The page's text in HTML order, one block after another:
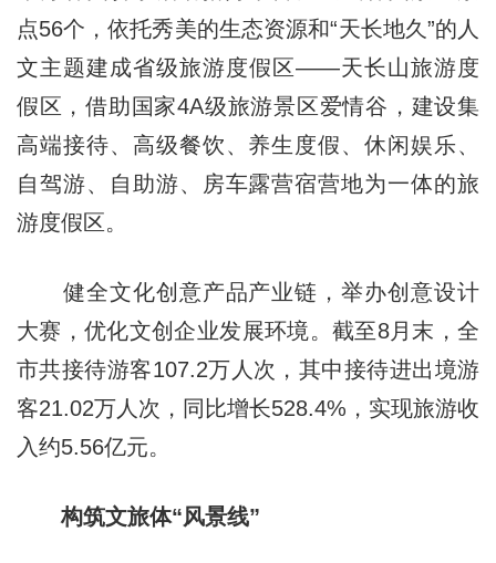
点56个，依托秀美的生态资源和“天长地久”的人
文主题建成省级旅游度假区——天长山旅游度
假区，借助国家4A级旅游景区爱情谷，建设集
高端接待、高级餐饮、养生度假、休闲娱乐、
自驾游、自助游、房车露营宿营地为一体的旅
游度假区。
健全文化创意产品产业链，举办创意设计
大赛，优化文创企业发展环境。截至8月末，全
市共接待游客107.2万人次，其中接待进出境游
客21.02万人次，同比增长528.4%，实现旅游收
入约5.56亿元。
构筑文旅体“风景线”